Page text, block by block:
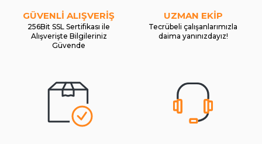
GÜVENLİ ALIŞVERİŞ
256Bit SSL Sertifikası ile
Alışverişte Bilgileriniz
Güvende
UZMAN EKİP
Tecrübeli çalışanlarımızla
daima yanınızdayız!